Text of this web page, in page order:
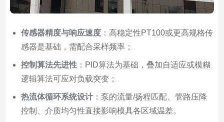
传感器精度与响应速度：高稳定性PT100或更高规格传
感器是基础，需配合采样频率；
控制算法先进性：PID算法为基础，叠加自适应或模糊
逻辑算法可应对负载突变；
热流体循环系统设计：泵的流量/扬程匹配、管路压降
控制、介质均匀性直接影响模具各区域温差。